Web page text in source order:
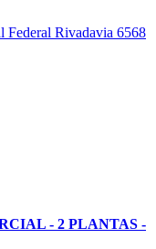
- 2 PLANTAS -